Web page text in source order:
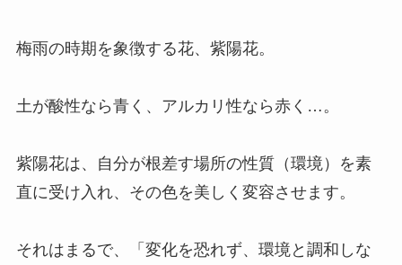
梅雨の時期を象徴する花、紫陽花。
土が酸性なら青く、アルカリ性なら赤く…。
紫陽花は、自分が根差す場所の性質（環境）を素
直に受け入れ、その色を美しく変容させます。
それはまるで、「変化を恐れず、環境と調和しな